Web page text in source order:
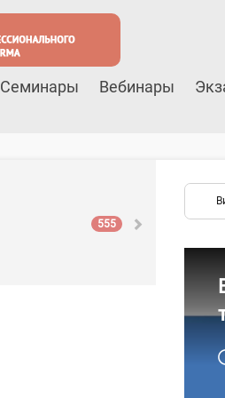
Семинары Вебинары
555